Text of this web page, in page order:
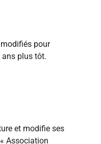
pour
ans plus tôt.
et modifie ses
Association